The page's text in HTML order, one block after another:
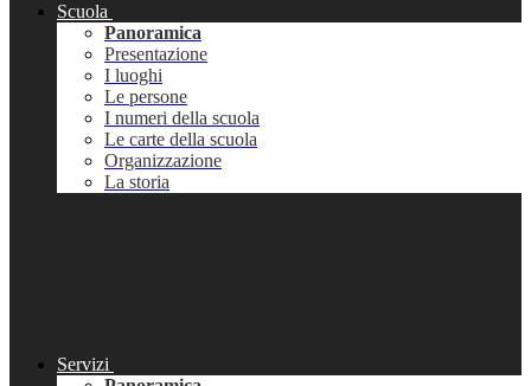
Scuola
Panoramica
Presentazione
I luoghi
Le persone
I numeri della scuola
Le carte della scuola
Organizzazione
La storia
Servizi